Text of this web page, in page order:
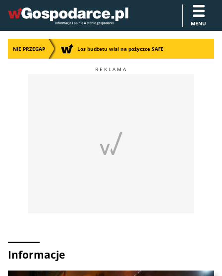
MENU
NIE PRZEGAP Los budżetu wisi na pożyczce SAFE
Informacje